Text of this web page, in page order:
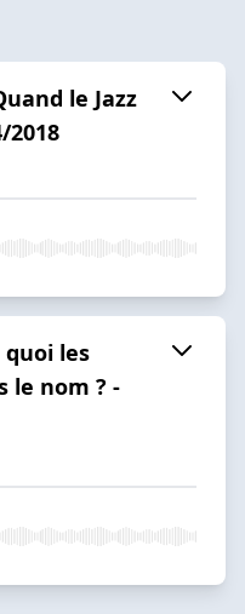
le Jazz
2018
quoi les
le nom ? -